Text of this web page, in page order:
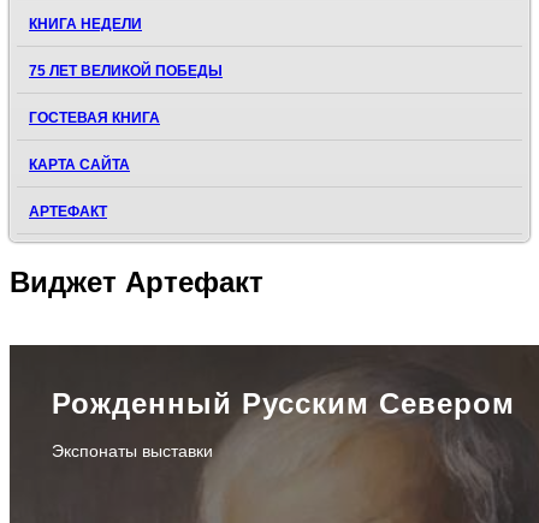
КНИГА НЕДЕЛИ
75 ЛЕТ ВЕЛИКОЙ ПОБЕДЫ
ГОСТЕВАЯ КНИГА
КАРТА САЙТА
АРТЕФАКТ
Виджет Артефакт
Рожденный Русским Севером
Экспонаты выставки